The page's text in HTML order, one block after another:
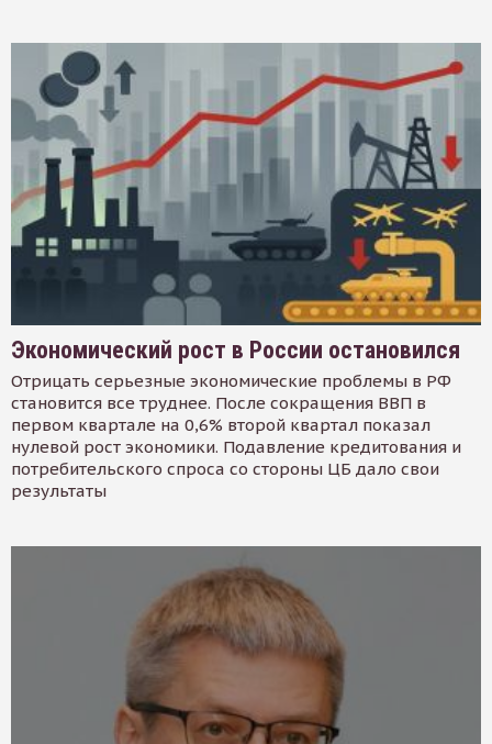
Экономический рост в России остановился
Отрицать серьезные экономические проблемы в РФ
становится все труднее. После сокращения ВВП в
первом квартале на 0,6% второй квартал показал
нулевой рост экономики. Подавление кредитования и
потребительского спроса со стороны ЦБ дало свои
результаты